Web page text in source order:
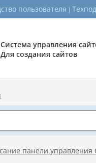
пользователя
Система управления
Для создания сайтов
панели управления